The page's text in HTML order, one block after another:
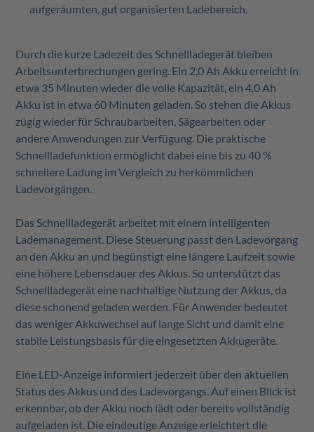
aufgeräumten, gut organisierten Ladebereich.
Durch die kurze Ladezeit des Schnellladegerät bleiben
Arbeitsunterbrechungen gering. Ein 2,0 Ah Akku erreicht in
etwa 35 Minuten wieder die volle Kapazität, ein 4,0 Ah
Akku ist in etwa 60 Minuten geladen. So stehen die Akkus
zügig wieder für Schraubarbeiten, Sägearbeiten oder
andere Anwendungen zur Verfügung. Die praktische
Schnellladefunktion ermöglicht dabei eine bis zu 40 %
schnellere Ladung im Vergleich zu herkömmlichen
Ladevorgängen.
Das Schnellladegerät arbeitet mit einem intelligenten
Lademanagement. Diese Steuerung passt den Ladevorgang
an den Akku an und begünstigt eine längere Laufzeit sowie
eine höhere Lebensdauer des Akkus. So unterstützt das
Schnellladegerät eine nachhaltige Nutzung der Akkus, da
diese schonend geladen werden. Für Anwender bedeutet
das weniger Akkuwechsel auf lange Sicht und damit eine
stabile Leistungsbasis für die eingesetzten Akkugeräte.
Eine LED-Anzeige informiert jederzeit über den aktuellen
Status des Akkus und des Ladevorgangs. Auf einen Blick ist
erkennbar, ob der Akku noch lädt oder bereits vollständig
aufgeladen ist. Die eindeutige Anzeige erleichtert die